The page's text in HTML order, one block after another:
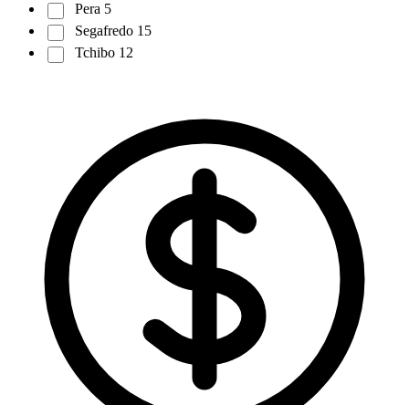
Pera 5
Segafredo 15
Tchibo 12